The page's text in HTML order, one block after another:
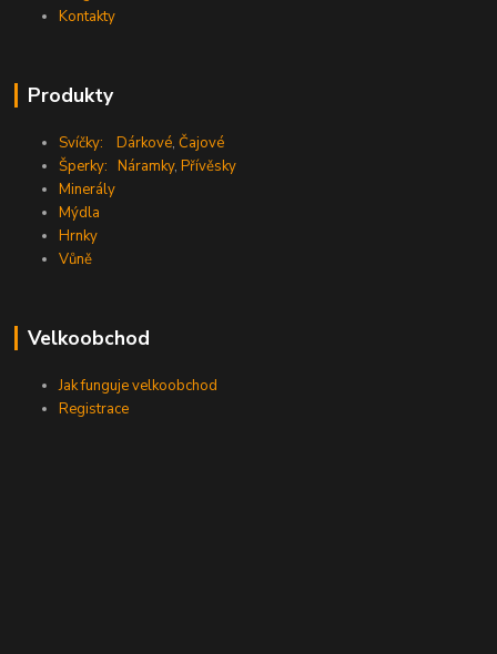
Kontakty
Produkty
Svíčky: Dárkové,Čajové
Šperky: Náramky,Přívěsky
Minerály
Mýdla
Hrnky
Vůně
Velkoobchod
Jak funguje velkoobchod
Registrace